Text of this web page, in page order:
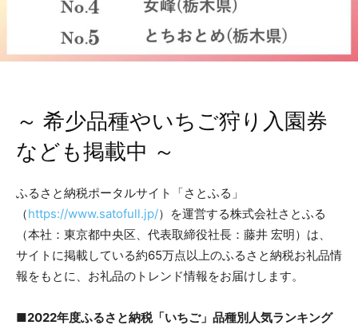
～ 希少品種やいちご狩り入園券
なども掲載中 ～
ふるさと納税ポータルサイト「さとふる」
（https://www.satofull.jp/）を運営する株式会社さとふる
（本社：東京都中央区、代表取締役社長：藤井 宏明）は、
サイトに掲載している約65万点以上のふるさと納税お礼品情
報をもとに、お礼品のトレンド情報をお届けします。
■2022年度ふるさと納税「いちご」品種別人気ランキング